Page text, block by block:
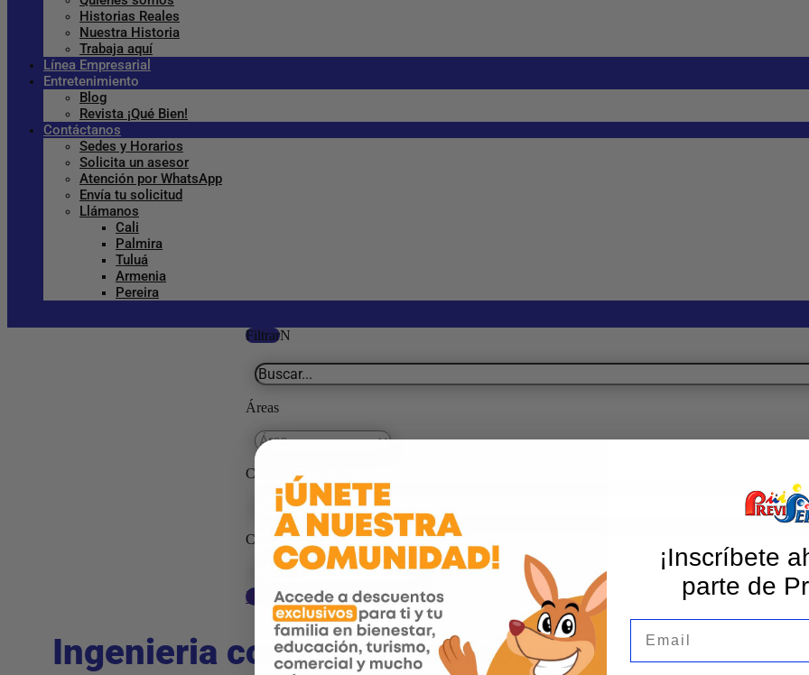
Historias Reales
Nuestra Historia
Trabaja aquí
Línea Empresarial
Entretenimiento
Blog
Revista ¡Qué Bien!
Contáctanos
Sedes y Horarios
Solicita un asesor
Atención por WhatsApp
Envía tu solicitud
Llámanos
Cali
Palmira
Tuluá
Armenia
Pereira
Filtrar
Áreas
Categorías Previser
Ciudades
Reestablecer preferencias
Ingenieria comercial (profesional)
¡Inscríbete
parte de